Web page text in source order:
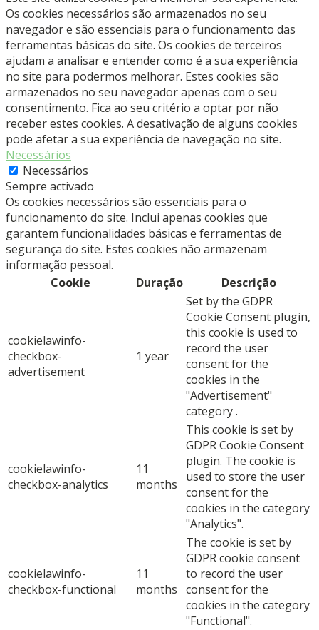
Os cookies necessários são armazenados no seu
navegador e são essenciais para o funcionamento das
ferramentas básicas do site. Os cookies de terceiros
ajudam a analisar e entender como é a sua experiência
no site para podermos melhorar. Estes cookies são
armazenados no seu navegador apenas com o seu
consentimento. Fica ao seu critério a optar por não
receber estes cookies. A desativação de alguns cookies
pode afetar a sua experiência de navegação no site.
Necessários
Necessários
Sempre activado
Os cookies necessários são essenciais para o
funcionamento do site. Inclui apenas cookies que
garantem funcionalidades básicas e ferramentas de
segurança do site. Estes cookies não armazenam
informação pessoal.
Cookie
Duração Descrição
cookielawinfo-
checkbox-
advertisement
1 year
Set by the GDPR
Cookie Consent plugin,
this cookie is used to
record the user
consent for the
cookies in the
"Advertisement"
category .
cookielawinfo-
checkbox-analytics
11
months
This cookie is set by
GDPR Cookie Consent
plugin. The cookie is
used to store the user
consent for the
cookies in the category
"Analytics".
cookielawinfo-
checkbox-functional
11
months
The cookie is set by
GDPR cookie consent
to record the user
consent for the
cookies in the category
"Functional".